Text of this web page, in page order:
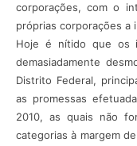
corporações, com o
próprias corporações a
Hoje é nítido que os
demasiadamente
Distrito Federal,
as promessas
2010, as quais não
categorias à margem